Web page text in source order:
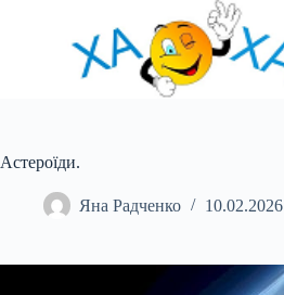
Астероїди.
Яна Радченко 10.02.2026